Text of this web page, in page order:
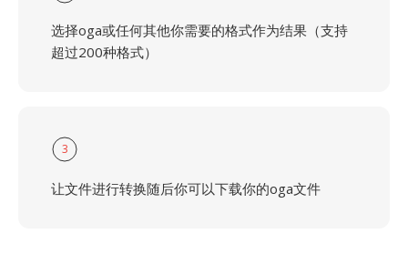
选择oga或任何其他你需要的格式作为结果（支持
超过200种格式）
3
让文件进行转换随后你可以下载你的oga文件